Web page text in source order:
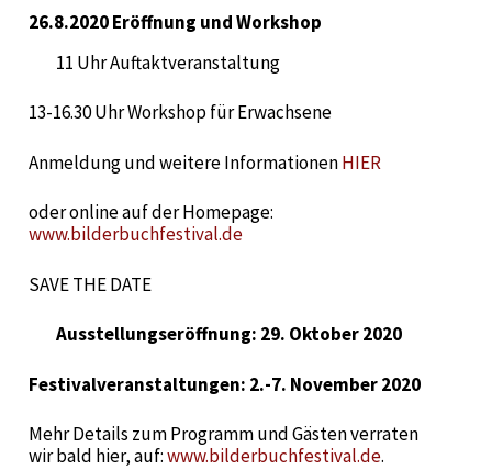
26.8.2020 Eröffnung und Workshop
11 Uhr Auftaktveranstaltung
13-16.30 Uhr Workshop für Erwachsene
Anmeldung und weitere InformationenHIER
oder online auf der Homepage:
www.bilderbuchfestival.de
SAVE THE DATE
Ausstellungseröffnung: 29. Oktober 2020
Festivalveranstaltungen: 2.-7. November 2020
Mehr Details zum Programm und Gästen verraten
wir bald hier, auf:www.bilderbuchfestival.de.